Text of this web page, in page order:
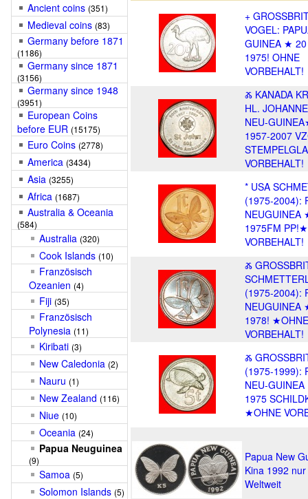
Ancient coins (351)
Medieval coins (83)
Germany before 1871
(1186)
Germany since 1871
(3156)
Germany since 1948
(3951)
European Coins
before EUR (15175)
Euro Coins (2778)
America (3434)
Asia (3255)
Africa (1687)
Australia & Oceania
(584)
Australia (320)
Cook Islands (10)
Französisch
Ozeanien (4)
Fiji (35)
Französisch
Polynesia (11)
Kiribati (3)
New Caledonia (2)
Nauru (1)
New Zealand (116)
Niue (10)
Oceania (24)
Papua Neuguinea
(9)
Samoa (5)
Solomon Islands (5)
+
VOGEL:
GUINEA ★ 20
1975! OHNE
VORBEHALT!
Ⰶ KANADA
HL.
NEU-
1957-2007
VORBEHALT!
* USA
(1975-2004):
NEUGUINEA
1975FM
VORBEHALT!
Ⰶ
(1975-2004):
NEUGUINEA
1978! ★OHNE
VORBEHALT!
Ⰶ
(1975-1999):
NEU-
1975
★OHNE
Papua New
Kina 1992
Weltweit